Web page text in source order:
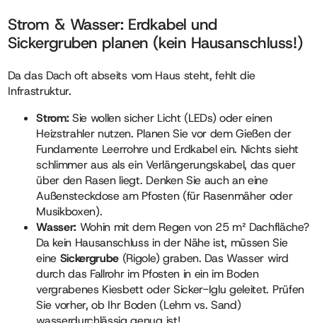
Strom & Wasser: Erdkabel und
Sickergruben planen (kein Hausanschluss!)
Da das Dach oft abseits vom Haus steht, fehlt die
Infrastruktur.
Strom: Sie wollen sicher Licht (LEDs) oder einen
Heizstrahler nutzen. Planen Sie vor dem Gießen der
Fundamente Leerrohre und Erdkabel ein. Nichts sieht
schlimmer aus als ein Verlängerungskabel, das quer
über den Rasen liegt. Denken Sie auch an eine
Außensteckdose am Pfosten (für Rasenmäher oder
Musikboxen).
Wasser: Wohin mit dem Regen von 25 m² Dachfläche?
Da kein Hausanschluss in der Nähe ist, müssen Sie
eine Sickergrube (Rigole) graben. Das Wasser wird
durch das Fallrohr im Pfosten in ein im Boden
vergrabenes Kiesbett oder Sicker-Iglu geleitet. Prüfen
Sie vorher, ob Ihr Boden (Lehm vs. Sand)